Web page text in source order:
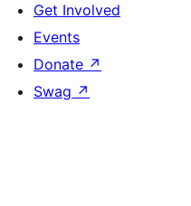
Get Involved
Events
Donate ↗
Swag ↗